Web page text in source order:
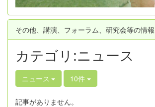
その他、講演、フォーラム、研究会等の情報
カテゴリ:ニュース
ニュース 10件
記事がありません。